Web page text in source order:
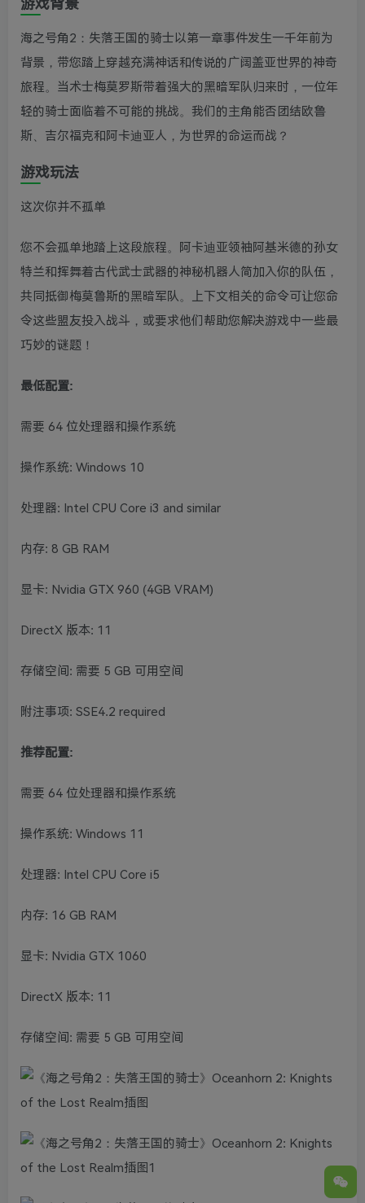
游戏背景
海之号角2：失落王国的骑士以第一章事件发生一千年前为
背景，带您踏上穿越充满神话和传说的广阔盖亚世界的神奇
旅程。当术士梅莫罗斯带着强大的黑暗军队归来时，一位年
轻的骑士面临着不可能的挑战。我们的主角能否团结欧鲁
斯、吉尔福克和阿卡迪亚人，为世界的命运而战？
游戏玩法
这次你并不孤单
您不会孤单地踏上这段旅程。阿卡迪亚领袖阿基米德的孙女
特兰和挥舞着古代武士武器的神秘机器人简加入你的队伍，
共同抵御梅莫鲁斯的黑暗军队。上下文相关的命令可让您命
令这些盟友投入战斗，或要求他们帮助您解决游戏中一些最
巧妙的谜题！
最低配置:
需要 64 位处理器和操作系统
操作系统: Windows 10
处理器: Intel CPU Core i3 and similar
内存: 8 GB RAM
显卡: Nvidia GTX 960 (4GB VRAM)
DirectX 版本: 11
存储空间: 需要 5 GB 可用空间
附注事项: SSE4.2 required
推荐配置:
需要 64 位处理器和操作系统
操作系统: Windows 11
处理器: Intel CPU Core i5
内存: 16 GB RAM
显卡: Nvidia GTX 1060
DirectX 版本: 11
存储空间: 需要 5 GB 可用空间